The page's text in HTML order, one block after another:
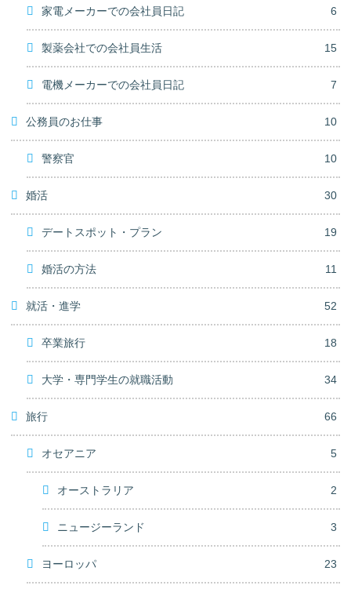
家電メーカーでの会社員日記 6
製薬会社での会社員生活 15
電機メーカーでの会社員日記 7
公務員のお仕事 10
警察官 10
婚活 30
デートスポット・プラン 19
婚活の方法 11
就活・進学 52
卒業旅行 18
大学・専門学生の就職活動 34
旅行 66
オセアニア 5
オーストラリア 2
ニュージーランド 3
ヨーロッパ 23